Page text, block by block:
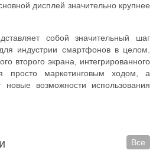
дисплей значительно крупнее
собой значительный шаг
индустрии смартфонов в целом.
второго экрана, интегрированного
просто маркетинговым ходом, а
новые возможности использования
Все